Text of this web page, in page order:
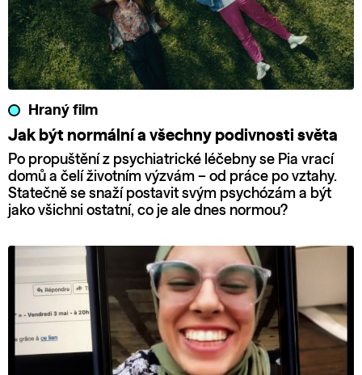
Hraný film
Jak být normální a všechny podivnosti světa
Po propuštění z psychiatrické léčebny se Pia vrací
domů a čelí životním výzvám – od práce po vztahy.
Statečně se snaží postavit svým psychózám a být
jako všichni ostatní, co je ale dnes normou?